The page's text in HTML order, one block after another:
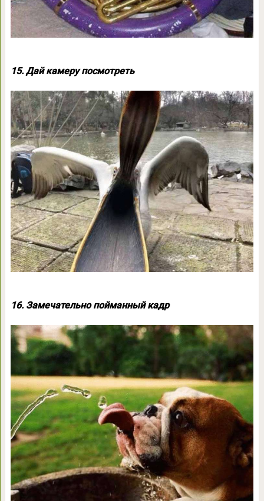
15. Дай камеру посмотреть
16. Замечательно пойманный кадр